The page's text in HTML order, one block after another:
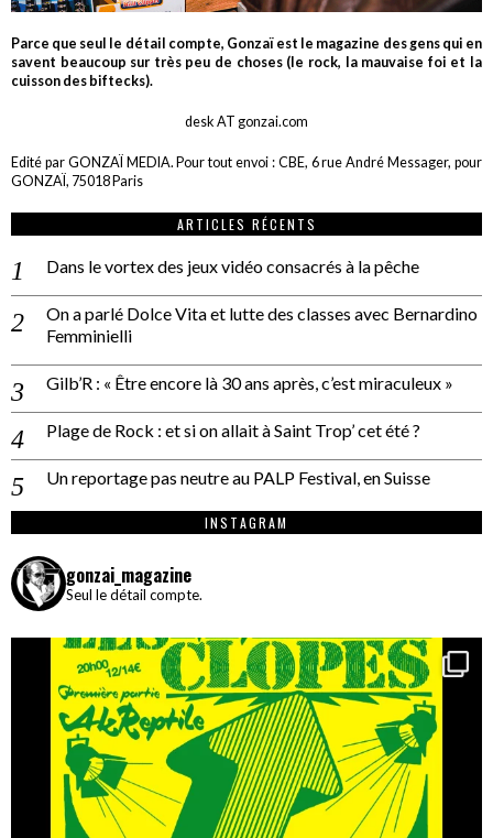
Parce que seul le détail compte, Gonzaï est le magazine des gens qui en
savent beaucoup sur très peu de choses (le rock, la mauvaise foi et la
cuisson des biftecks).
desk AT gonzai.com
Edité par GONZAÏ MEDIA. Pour tout envoi : CBE, 6 rue André Messager, pour
GONZAÏ, 75018 Paris
ARTICLES RÉCENTS
Dans le vortex des jeux vidéo consacrés à la pêche
On a parlé Dolce Vita et lutte des classes avec Bernardino
Femminielli
Gilb’R : « Être encore là 30 ans après, c’est miraculeux »
Plage de Rock : et si on allait à Saint Trop’ cet été ?
Un reportage pas neutre au PALP Festival, en Suisse
INSTAGRAM
gonzai_magazine
Seul le détail compte.